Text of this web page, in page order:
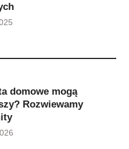
domowe mogą
Rozwiewamy